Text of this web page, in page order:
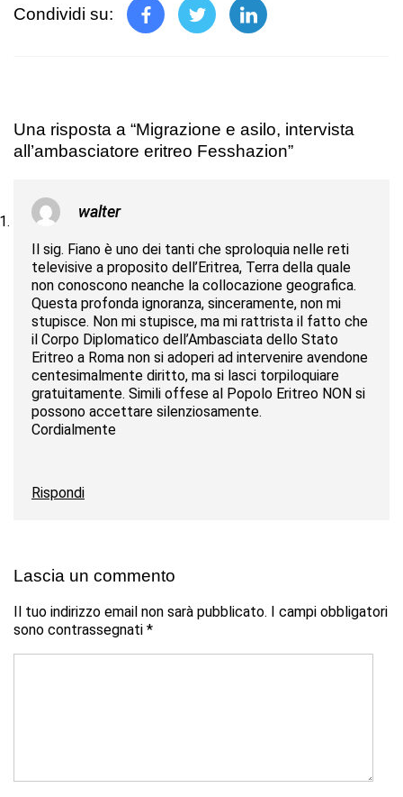
Condividi su:
Una risposta a “Migrazione e asilo, intervista
all’ambasciatore eritreo Fesshazion”
walter
Il sig. Fiano è uno dei tanti che sproloquia nelle reti
televisive a proposito dell’Eritrea, Terra della quale
non conoscono neanche la collocazione geografica.
Questa profonda ignoranza, sinceramente, non mi
stupisce. Non mi stupisce, ma mi rattrista il fatto che
il Corpo Diplomatico dell’Ambasciata dello Stato
Eritreo a Roma non si adoperi ad intervenire avendone
centesimalmente diritto, ma si lasci torpiloquiare
gratuitamente. Simili offese al Popolo Eritreo NON si
possono accettare silenziosamente.
Cordialmente
Rispondi
Lascia un commento
Il tuo indirizzo email non sarà pubblicato.
I campi obbligatori
sono contrassegnati *